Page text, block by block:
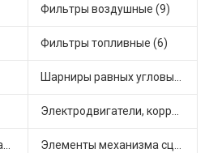
Фильтры воздушные (9)
Фильтры топливные (6)
Шарниры равных угловых скоростей, приводные валы (1)
Электродвигатели, корректоры и приводы автомобильн (22)
Электрооборудование автомобилей (23) Элементы механизма сцепления (63)